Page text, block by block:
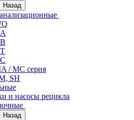
Назад
/ MC серия
SH
и насосы рецикла
Назад